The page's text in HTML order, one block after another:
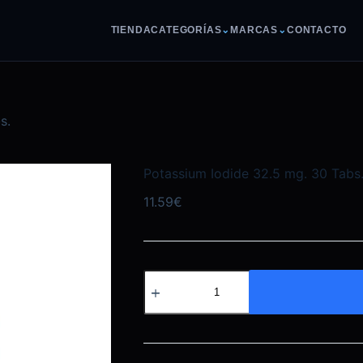
TIENDACATEGORÍAS⌄ MARCAS ⌄ CONTACTO
Potassium Iodide 32.5 mg. 30 Tabs.
11.59€
Iodide
32.5